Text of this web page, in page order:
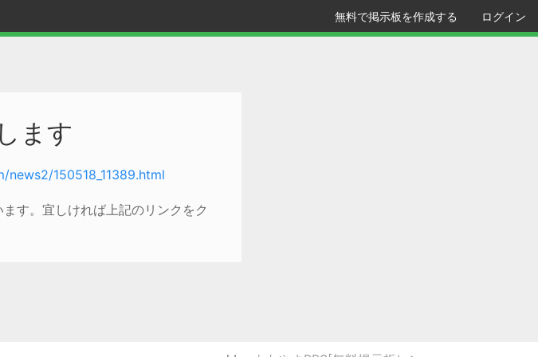
無料で掲示板を作成する ログイン
ます
150518_11389.html
す。宜しければ上記のリンクをク